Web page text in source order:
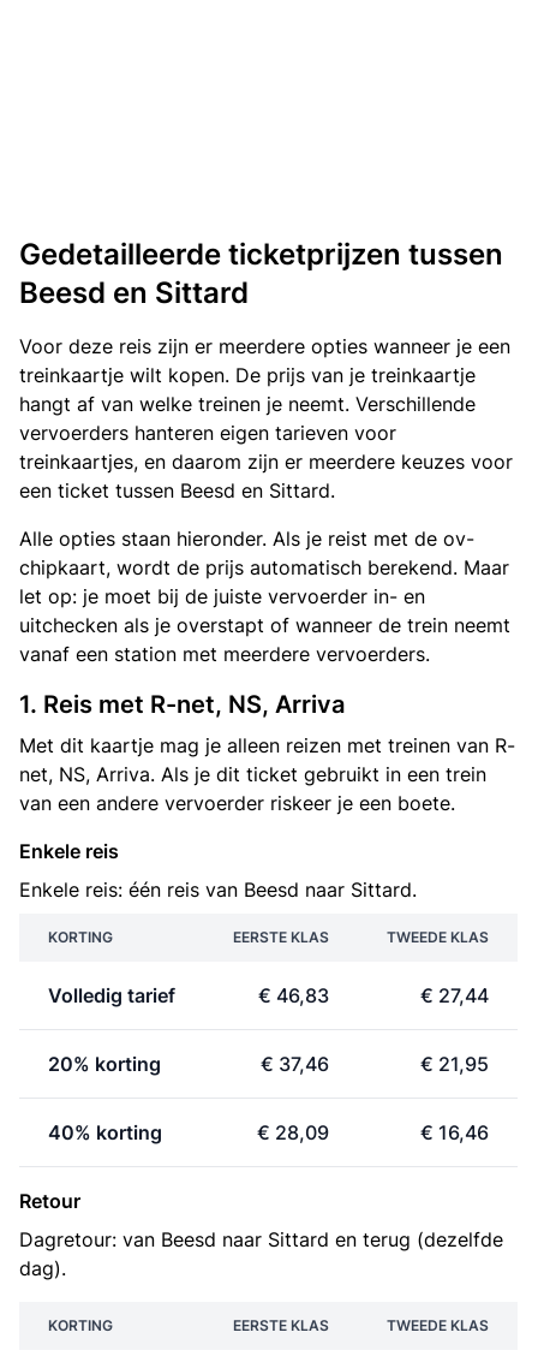
Gedetailleerde ticketprijzen tussen
Beesd en Sittard
Voor deze reis zijn er meerdere opties wanneer je een
treinkaartje wilt kopen. De prijs van je treinkaartje
hangt af van welke treinen je neemt. Verschillende
vervoerders hanteren eigen tarieven voor
treinkaartjes, en daarom zijn er meerdere keuzes voor
een ticket tussen Beesd en Sittard.
Alle opties staan hieronder. Als je reist met de ov-
chipkaart, wordt de prijs automatisch berekend. Maar
let op: je moet bij de juiste vervoerder in- en
uitchecken als je overstapt of wanneer de trein neemt
vanaf een station met meerdere vervoerders.
1. Reis met R-net, NS, Arriva
Met dit kaartje mag je alleen reizen met treinen van R-
net, NS, Arriva. Als je dit ticket gebruikt in een trein
van een andere vervoerder riskeer je een boete.
Enkele reis
Enkele reis: één reis van Beesd naar Sittard.
KORTING EERSTE KLAS TWEEDE KLAS
Volledig tarief € 46,83 € 27,44
20% korting € 37,46 € 21,95
40% korting € 28,09 € 16,46
Retour
Dagretour: van Beesd naar Sittard en terug (dezelfde
dag).
KORTING EERSTE KLAS TWEEDE KLAS